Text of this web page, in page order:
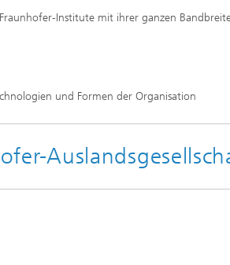
Institute mit ihrer ganzen
und Formen der Organisation